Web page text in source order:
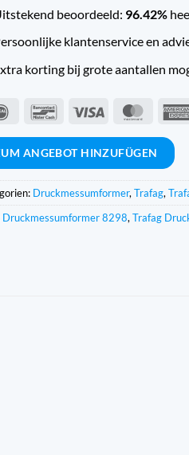
beoordeeld: 96.42%
klantenservice en
korting bij grote aantallen
IDeal BancontactVisum
ANGEBOT HINZUFÜGEN
Druckmessumformer, Trafag,
Druckmessumformer 8298, Trafag